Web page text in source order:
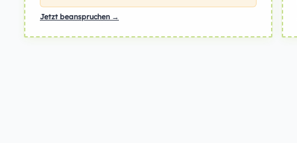
Jetzt beanspruchen →